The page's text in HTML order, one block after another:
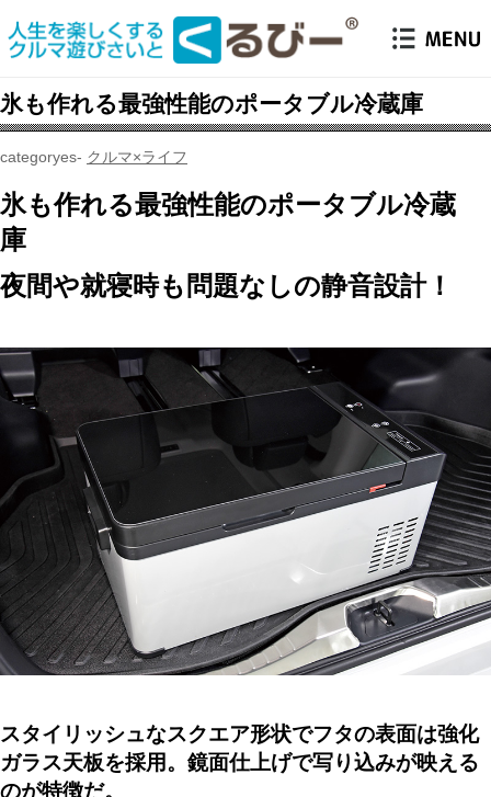
氷も作れる最強性能のポータブル冷蔵庫
クルマ×ライフ
氷も作れる最強性能のポータブル冷蔵
庫
夜間や就寝時も問題なしの静音設計！
スタイリッシュなスクエア形状でフタの表面は強化
ガラス天板を採用。鏡面仕上げで写り込みが映える
のが特徴だ。